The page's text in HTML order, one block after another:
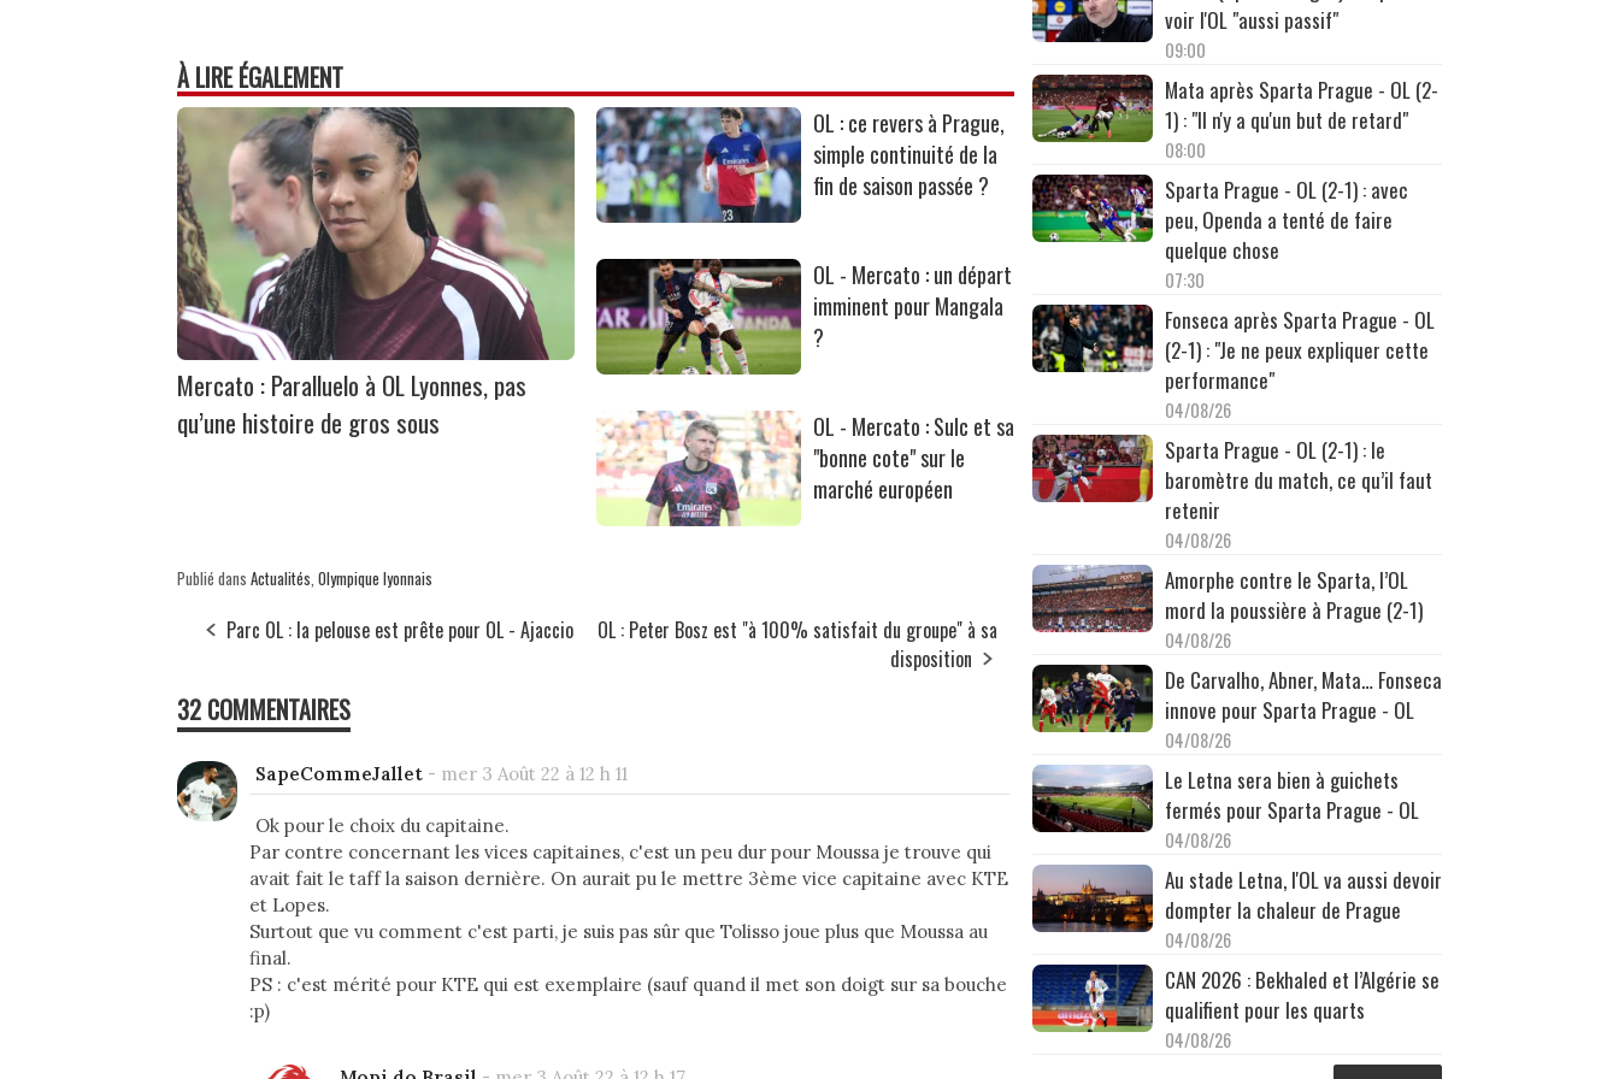
À LIRE ÉGALEMENT
Mercato : Paralluelo à OL Lyonnes, pas
qu’une histoire de gros sous
OL : ce revers à Prague,
simple continuité de la
fin de saison passée ?
OL - Mercato : un départ
imminent pour Mangala
?
OL - Mercato : Sulc et sa
"bonne cote" sur le
marché européen
Publié dans Actualités, Olympique lyonnais
Parc OL : la pelouse est prête pour OL - Ajaccio
OL : Peter Bosz est "à 100% satisfait du groupe" à sa
disposition
32 COMMENTAIRES
SapeCommeJallet - mer 3 Août 22 à 12 h 11
Ok pour le choix du capitaine.
Par contre concernant les vices capitaines, c'est un peu dur pour Moussa je trouve qui
avait fait le taff la saison dernière. On aurait pu le mettre 3ème vice capitaine avec KTE
et Lopes.
Surtout que vu comment c'est parti, je suis pas sûr que Tolisso joue plus que Moussa au
final.
PS : c'est mérité pour KTE qui est exemplaire (sauf quand il met son doigt sur sa bouche
:p)
voir l'OL "aussi passif"
09:00
Mata après Sparta Prague - OL (2-
1) : "Il n'y a qu'un but de retard"
08:00
Sparta Prague - OL (2-1) : avec
peu, Openda a tenté de faire
quelque chose
07:30
Fonseca après Sparta Prague - OL
(2-1) : "Je ne peux expliquer cette
performance"
04/08/26
Sparta Prague - OL (2-1) : le
baromètre du match, ce qu’il faut
retenir
04/08/26
Amorphe contre le Sparta, l’OL
mord la poussière à Prague (2-1)
04/08/26
De Carvalho, Abner, Mata… Fonseca
innove pour Sparta Prague - OL
04/08/26
Le Letna sera bien à guichets
fermés pour Sparta Prague - OL
04/08/26
Au stade Letna, l'OL va aussi devoir
dompter la chaleur de Prague
04/08/26
CAN 2026 : Bekhaled et l’Algérie se
qualifient pour les quarts
04/08/26